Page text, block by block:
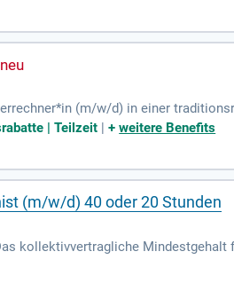
(m/w/d) in einer
Micheldorf, Hirt 1. Gestalte mit uns
| Teilzeit |+weitere Benefits
(m/w/d) 40 oder 20 Stunden
kollektivvertragliche
zusätzlich vergütet.